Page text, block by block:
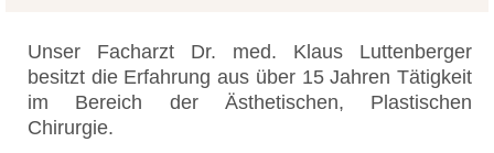
Unser Facharzt Dr. med. Klaus Luttenberger
besitzt die Erfahrung aus über 15 Jahren Tätigkeit
im Bereich der Ästhetischen, Plastischen
Chirurgie.